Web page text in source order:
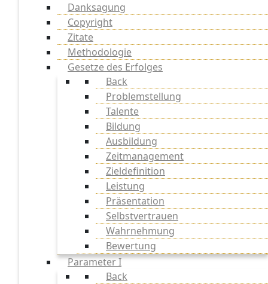
Danksagung
Copyright
Zitate
Methodologie
Gesetze des Erfolges
Back
Problemstellung
Talente
Bildung
Ausbildung
Zeitmanagement
Zieldefinition
Leistung
Präsentation
Selbstvertrauen
Wahrnehmung
Bewertung
Parameter I
Back